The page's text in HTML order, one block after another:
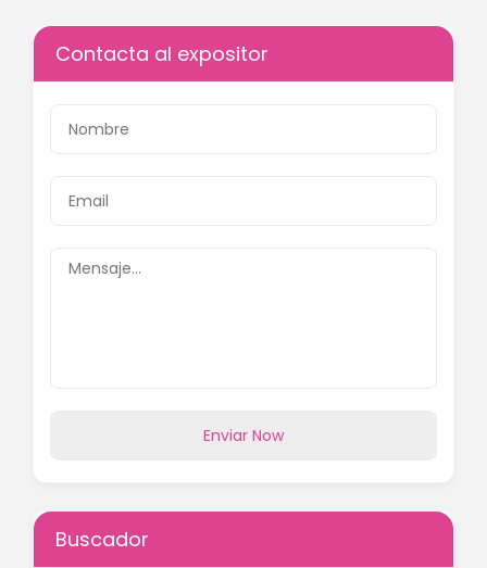
Contacta al expositor
Enviar Now
Buscador